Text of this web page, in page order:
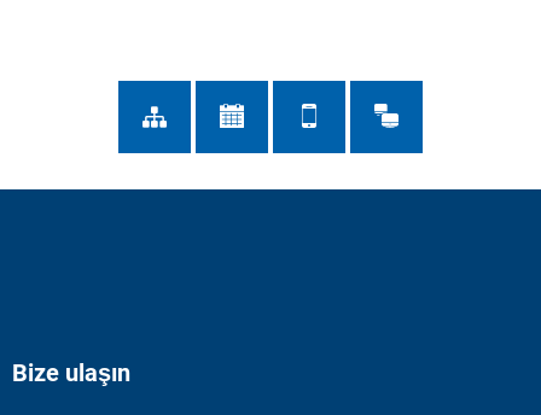
Bize ulaşın